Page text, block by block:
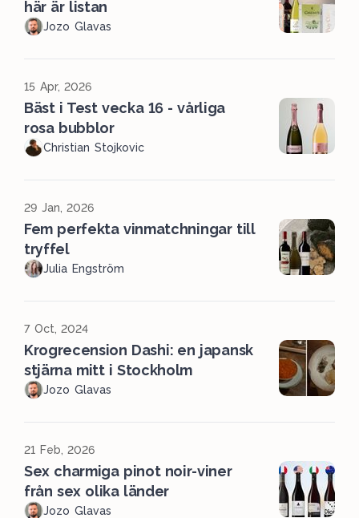
här är listan
Jozo Glavas
15 Apr, 2026
Bäst i Test vecka 16 - vårliga
rosa bubblor
Christian Stojkovic
29 Jan, 2026
Fem perfekta vinmatchningar till
tryffel
Julia Engström
7 Oct, 2024
Krogrecension Dashi: en japansk
stjärna mitt i Stockholm
Jozo Glavas
21 Feb, 2026
Sex charmiga pinot noir-viner
från sex olika länder
Jozo Glavas